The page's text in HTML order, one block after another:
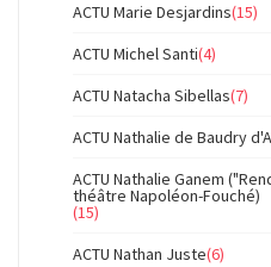
ACTU Marie Desjardins(15)
ACTU Michel Santi(4)
ACTU Natacha Sibellas(7)
ACTU Nathalie de Baudry
ACTU Nathalie Ganem
théâtre Napoléon-Fouché)
(15)
ACTU Nathan Juste(6)